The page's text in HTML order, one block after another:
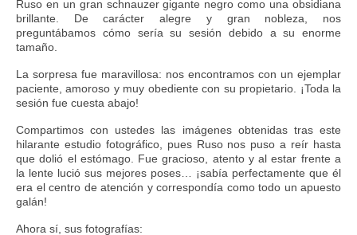
Ruso en un gran schnauzer gigante negro como una obsidiana
brillante. De carácter alegre y gran nobleza, nos
preguntábamos cómo sería su sesión debido a su enorme
tamaño.
La sorpresa fue maravillosa: nos encontramos con un ejemplar
paciente, amoroso y muy obediente con su propietario. ¡Toda la
sesión fue cuesta abajo!
Compartimos con ustedes las imágenes obtenidas tras este
hilarante estudio fotográfico, pues Ruso nos puso a reír hasta
que dolió el estómago. Fue gracioso, atento y al estar frente a
la lente lució sus mejores poses… ¡sabía perfectamente que él
era el centro de atención y correspondía como todo un apuesto
galán!
Ahora sí, sus fotografías: